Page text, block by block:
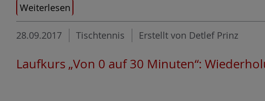
Weiterlesen
28.09.2017 Tischtennis Erstellt von Detlef Prinz
Laufkurs „Von 0 auf 30 Minuten“: